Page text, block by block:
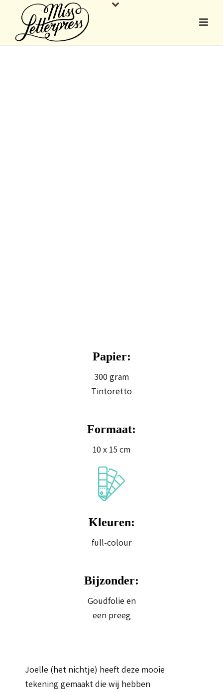
Papier:
300 gram
Tintoretto
Formaat:
10 x 15 cm
Kleuren:
full-colour
Bijzonder:
Goudfolie en
een preeg
Joelle (het nichtje) heeft deze mooie
tekening gemaakt die wij hebben